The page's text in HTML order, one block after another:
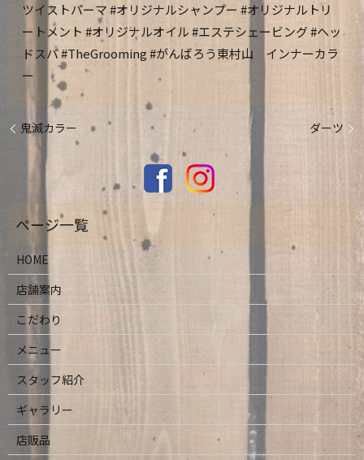
ツイストパーマ #オリジナルシャンプー #オリジナルトリ
ートメント #オリジナルオイル #エステシェービング #ヘッ
ドスパ #TheGrooming #がんばろう東村山 インナーカラ
ー
鬼滅カラー ダーツ
HOME
店舗案内
こだわり
メニュー
スタッフ紹介
ギャラリー
店販品